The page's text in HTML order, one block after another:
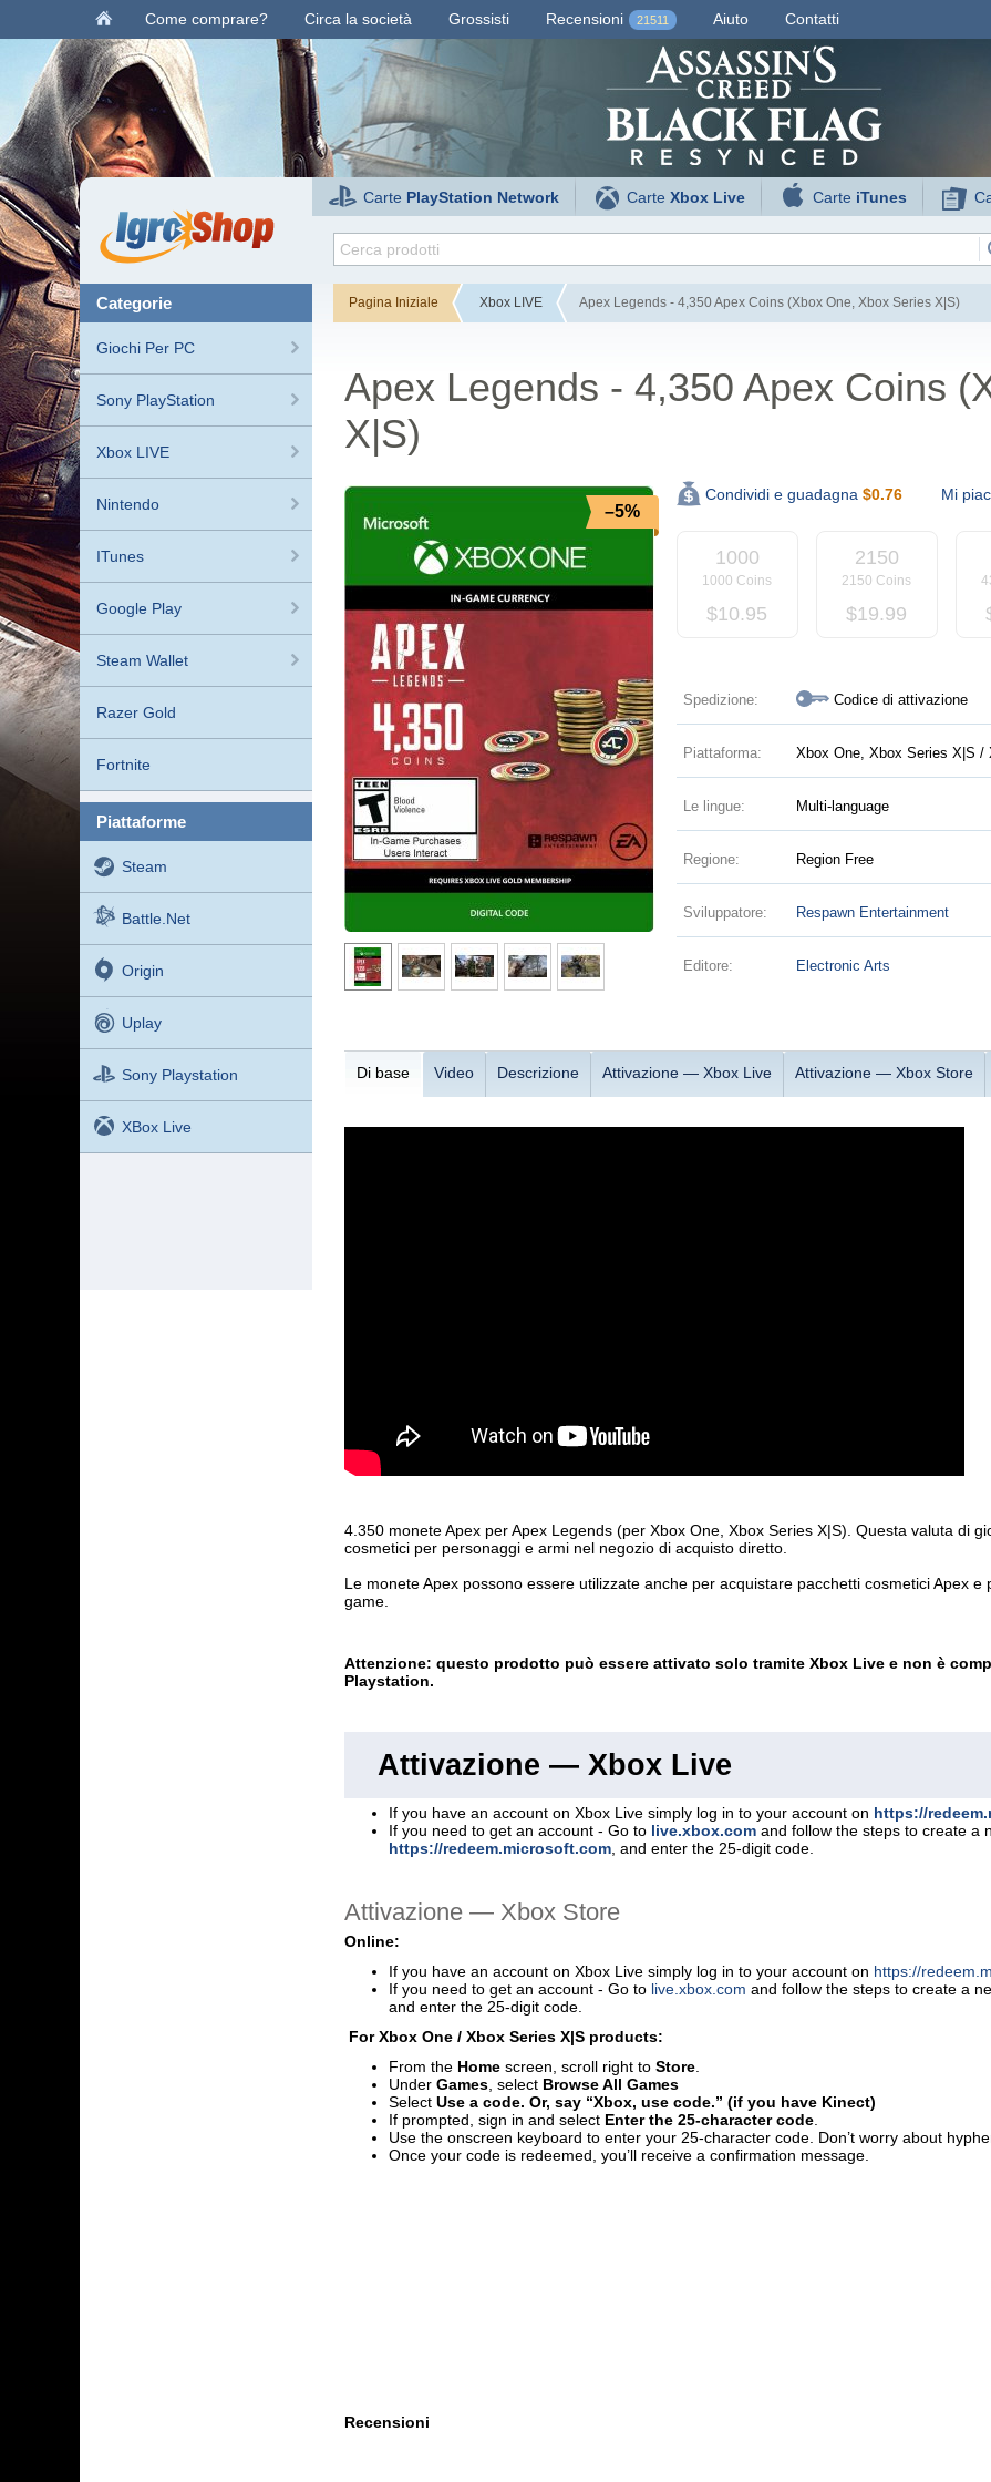
Come comprare? Circa la società Grossisti Recensioni 21511 Aiuto Contatti
Carte PlayStation Network CarteXbox Live Carte iTunes
categorie
Giochi Per PC
Sony PlayStation
Xbox LIVE
Nintendo
ITunes
Google Play
Steam Wallet
Razer Gold
Fortnite
piattaforme
Steam
Battle.net
Origin
Uplay
Sony Playstation
XBox Live
Pagina Iniziale Xbox LIVE Apex Legends - 4,350 Apex Coins (Xbox One, Xbox Series X|S)
Apex Legends - 4,350 Apex Coins
X|S)
–5%
Mi
Condividi e guadagna $0.76
1000
1000 Coins
$10.95
2150
2150 Coins
$19.99
Spedizione: Codice di attivazione
Piattaforma: Xbox One, Xbox Series X|S /
Le lingue: Multi-language
Regione: Region Free
Sviluppatore: Respawn Entertainment
Editore: Electronic Arts
Di base Video Descrizione Attivazione — Xbox Live Attivazione — Хbox Store
4.350 monete Apex per Apex Legends (per Xbox One, Xbox Series X|S). Questa valuta di
cosmetici per personaggi e armi nel negozio di acquisto diretto.
Le monete Apex possono essere utilizzate anche per acquistare pacchetti cosmetici Apex
game.
Attenzione: questo prodotto può essere attivato solo tramite Xbox Live e non è
Playstation.
Attivazione — Xbox Live
If you have an account on Xbox Live simply log in to your account on https://
If you need to get an account - Go to live.xbox.comand follow the steps to create a
https://redeem.microsoft.com, and enter the 25-digit code.
Attivazione — Хbox Store
Online:
If you have an account on Xbox Live simply log in to your account on https://
If you need to get an account - Go to live.xbox.com and follow the steps to create a
and enter the 25-digit code.
For Xbox One / Xbox Series X|S products:
From the Homescreen, scroll right toStore.
Under Games, select Browse All Games
SelectUse a code. Or, say “Xbox, use code.” (if you have Kinect)
If prompted, sign in and select Enter the 25-character code.
Use the onscreen keyboard to enter your 25-character code. Don’t worry about
Once your code is redeemed, you’ll receive a confirmation message.
Recensioni